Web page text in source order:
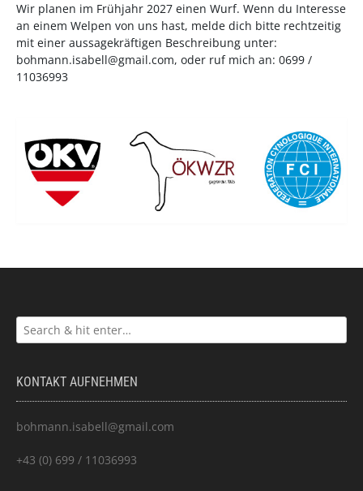
Wir planen im Frühjahr 2027 einen Wurf. Wenn du Interesse
an einem Welpen von uns hast, melde dich bitte rechtzeitig
mit einer aussagekräftigen Beschreibung unter:
bohmann.isabell@gmail.com, oder ruf mich an: 0699 /
11036993
KONTAKT AUFNEHMEN
bohmann.isabell@gmail.com
+43 (0) 699 / 11036993